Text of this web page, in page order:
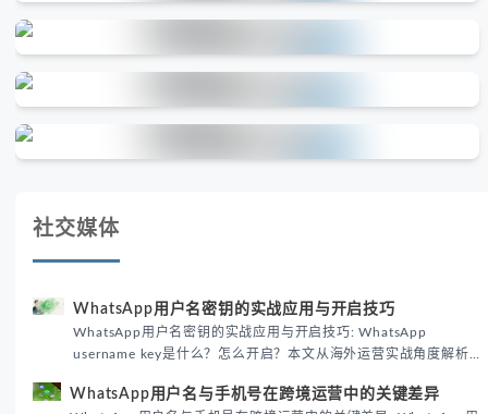
WhatsApp用户名密钥的实战应用与开启技巧
username key是什么？怎么开启？本文从海外运营实战角度解析
WhatsApp用户名密钥的核心价值、开启步骤及常见误区，帮助跨
境团队高效触达目标客户。
WhatsApp用户名与手机号在跨境运营中的关键差异
户名与手机号在跨境客户开发中扮演不同角色。本文结合海外私域